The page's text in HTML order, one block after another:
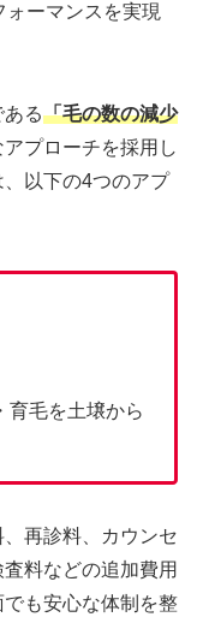
ーマンスを実現
る「毛の数の減少
プローチを採用し
以下の4つのアプ
育毛を土壌から
再診料、カウンセ
料などの追加費用
も安心な体制を整